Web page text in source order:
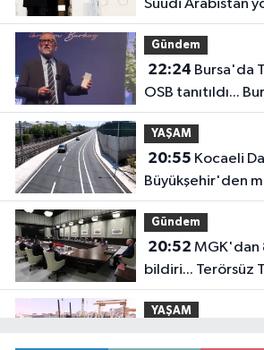
Suudi Arabistan
Gündem
22:24
OSB tanıtıldı...
yolculuğunda
YAŞAM
20:55
Büyükşehir'den
yatırımı
Gündem
20:52
bildiri... Terörsüz
güvenlik ve
YAŞAM